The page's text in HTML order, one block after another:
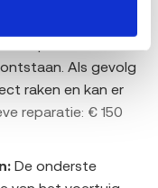
Als gevolg
raken en kan er
reparatie: € 150
De onderste